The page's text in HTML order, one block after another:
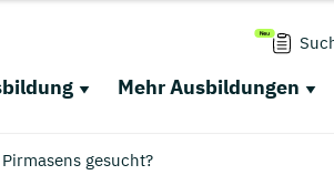
Mehr Ausbildungen
gesucht?